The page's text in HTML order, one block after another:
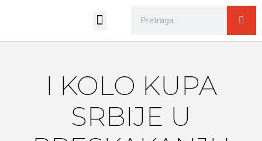
I KOLO KUPA
SRBIJE U